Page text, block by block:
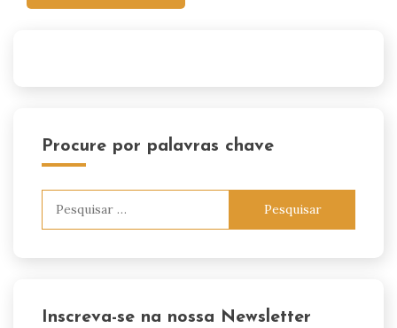
Procure por palavras chave
Inscreva-se na nossa Newsletter